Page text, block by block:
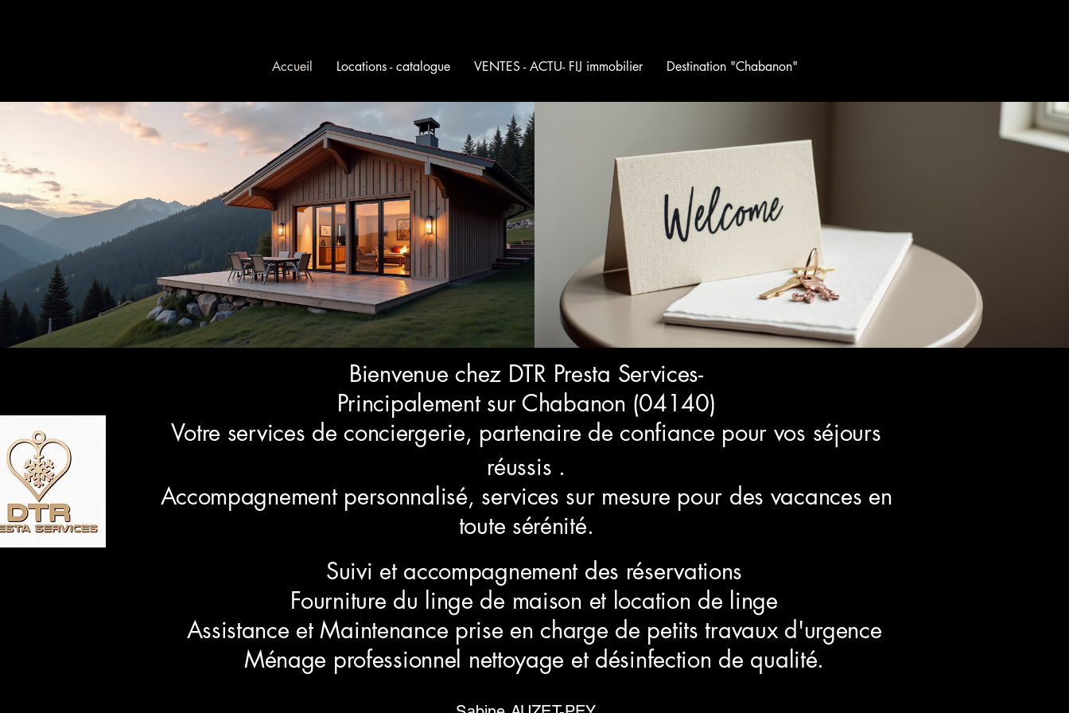
Accueil Locations - catalogue VENTES - ACTU- FIJ immobilier Destination "Chabanon"
Bienvenue chez DTR Presta Services-
Principalement sur Chabanon (04140)
Votre services de conciergerie, partenaire de confiance pour vos séjours
réussis .
Accompagnement personnalisé, services sur mesure pour des vacances en
toute sérénité.
Suivi et accompagnement des réservations
Fourniture du linge de maison et location de linge
Assistance et Maintenance prise en charge de petits travaux d'urgence
Ménage professionnel nettoyage et désinfection de qualité.